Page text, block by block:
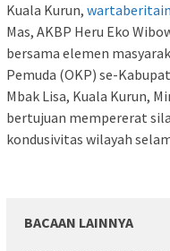
Kuala Kurun,
Mas, AKBP Heru Eko
bersama elemen
Pemuda (OKP) se-
Mbak Lisa, Kuala Kurun,
bertujuan mempererat
kondusivitas wilayah
BACAAN LAINNYA